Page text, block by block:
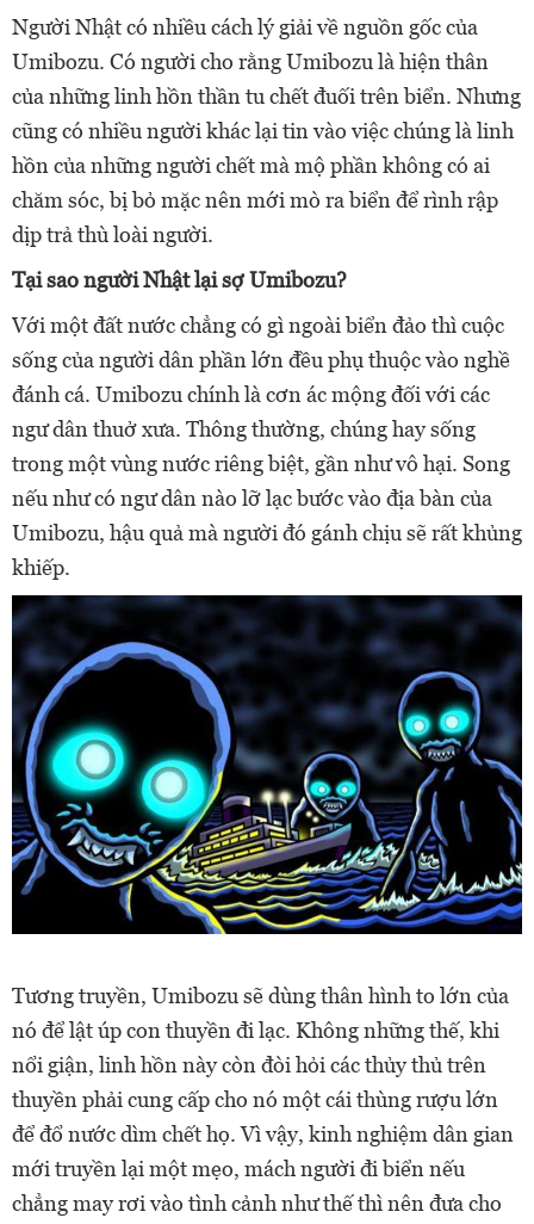
Người Nhật có nhiều cách lý giải về nguồn gốc của
Umibozu. Có người cho rằng Umibozu là hiện thân
của những linh hồn thần tu chết đuối trên biển. Nhưng
cũng có nhiều người khác lại tin vào việc chúng là linh
hồn của những người chết mà mộ phần không có ai
chăm sóc, bị bỏ mặc nên mới mò ra biển để rình rập
dịp trả thù loài người.
Tại sao người Nhật lại sợ Umibozu?
Với một đất nước chẳng có gì ngoài biển đảo thì cuộc
sống của người dân phần lớn đều phụ thuộc vào nghề
đánh cá. Umibozu chính là cơn ác mộng đối với các
ngư dân thuở xưa. Thông thường, chúng hay sống
trong một vùng nước riêng biệt, gần như vô hại. Song
nếu như có ngư dân nào lỡ lạc bước vào địa bàn của
Umibozu, hậu quả mà người đó gánh chịu sẽ rất khủng
khiếp.
Tương truyền, Umibozu sẽ dùng thân hình to lớn của
nó để lật úp con thuyền đi lạc. Không những thế, khi
nổi giận, linh hồn này còn đòi hỏi các thủy thủ trên
thuyền phải cung cấp cho nó một cái thùng rượu lớn
để đổ nước dìm chết họ. Vì vậy, kinh nghiệm dân gian
mới truyền lại một mẹo, mách người đi biển nếu
chẳng may rơi vào tình cảnh như thế thì nên đưa cho